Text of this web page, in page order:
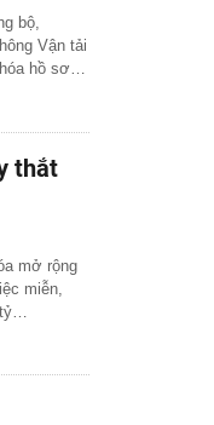
bộ,
Vận tải
hồ sơ…
thắt
mở rộng
miễn,